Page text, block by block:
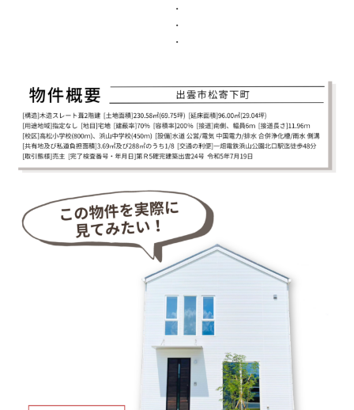
・
・
・